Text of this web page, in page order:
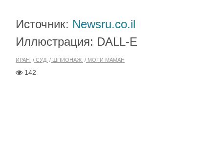
Источник: Newsru.co.il
Иллюстрация: DALL-E
ИРАН СУД ШПИОНАЖ МОТИ МАМАН
142